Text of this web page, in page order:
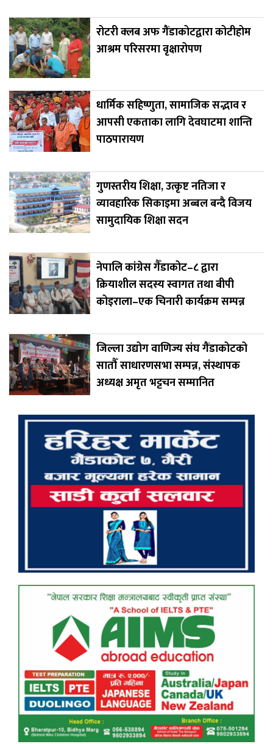
रोटरी क्लब अफ गैंडाकोटद्वारा कोटीहोम
आश्रम परिसरमा वृक्षारोपण
धार्मिक सहिष्णुता, सामाजिक सद्भाव र
आपसी एकताका लागि देवघाटमा शान्ति
पाठपारायण
गुणस्तरीय शिक्षा, उत्कृष्ट नतिजा र
व्यावहारिक सिकाइमा अब्बल बन्दै विजय
सामुदायिक शिक्षा सदन
नेपालि कांग्रेस गैँडाकोट–८ द्वारा
क्रियाशील सदस्य स्वागत तथा बीपी
कोइराला–एक चिनारी कार्यक्रम सम्पन्न
जिल्ला उद्योग वाणिज्य संघ गैंडाकोटको
सातौँ साधारणसभा सम्पन्न, संस्थापक
अध्यक्ष अमृत भट्टचन सम्मानित